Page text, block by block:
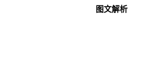
图文解析